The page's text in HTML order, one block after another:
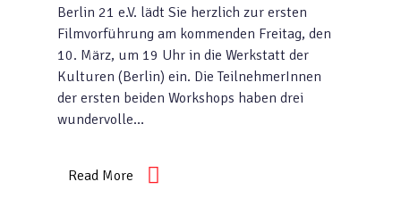
Berlin 21 e.V. lädt Sie herzlich zur ersten
Filmvorführung am kommenden Freitag, den
10. März, um 19 Uhr in die Werkstatt der
Kulturen (Berlin) ein. Die TeilnehmerInnen
der ersten beiden Workshops haben drei
wundervolle…
Read More